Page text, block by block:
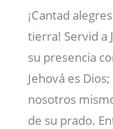
¡Cantad
tierra! Servid a
su presencia
Jehová es
nosotros
de su prado.